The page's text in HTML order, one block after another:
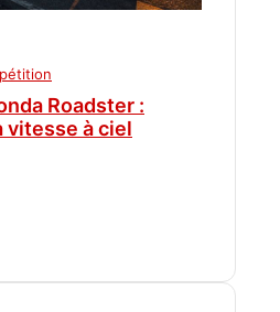
Roadster :
vitesse à ciel